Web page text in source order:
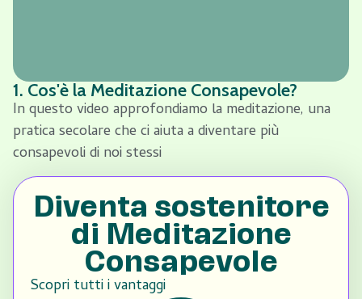
1. Cos'è la Meditazione Consapevole?
In questo video approfondiamo la meditazione, una
pratica secolare che ci aiuta a diventare più
consapevoli di noi stessi
Diventa sostenitore
di Meditazione
Consapevole
Scopri tutti i vantaggi